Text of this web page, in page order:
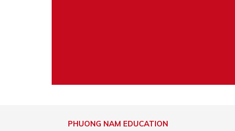
PHUONG NAM EDUCATION